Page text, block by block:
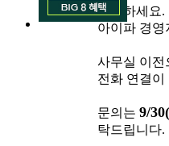
안녕하세요.
아이파 경영
사무실 이전
전화 연결이
문의는 9/
탁드립니다.